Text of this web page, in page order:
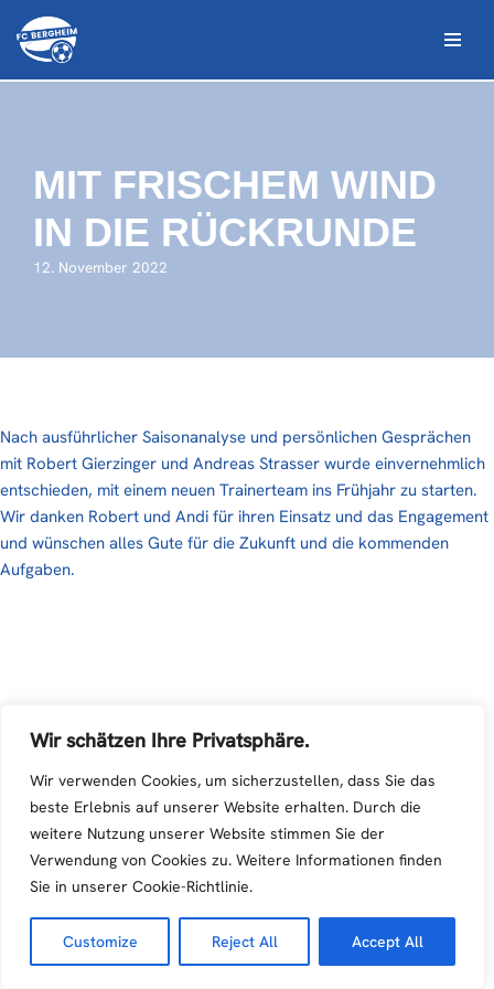
Wir schätzen Ihre Privatsphäre.
Wir verwenden Cookies, um sicherzustellen, dass Sie das
beste Erlebnis auf unserer Website erhalten. Durch die
weitere Nutzung unserer Website stimmen Sie der
Verwendung von Cookies zu. Weitere Informationen finden
Sie in unserer Cookie-Richtlinie.
Customize Reject All Accept All
Zum
Inhalt
MIT FRISCHEM WIND
IN DIE RÜCKRUNDE
12. November 2022
Nach ausführlicher Saisonanalyse und persönlichen Gesprächen
mit Robert Gierzinger und Andreas Strasser wurde einvernehmlich
entschieden, mit einem neuen Trainerteam ins Frühjahr zu starten.
Wir danken Robert und Andi für ihren Einsatz und das Engagement
und wünschen alles Gute für die Zukunft und die kommenden
Aufgaben.